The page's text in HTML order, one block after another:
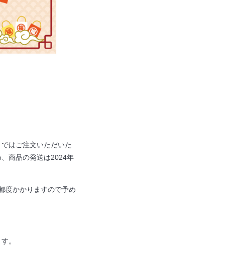
はご注文いただいた
商品の発送は2024年
度かかりますので予め
。